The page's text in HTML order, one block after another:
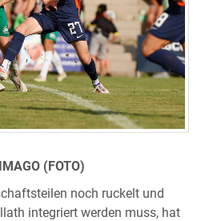
(FOTO)
noch ruckelt und
integriert werden muss, hat